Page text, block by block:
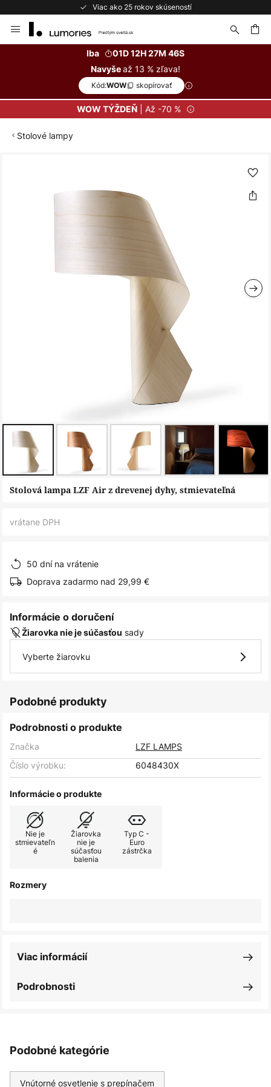
Viac ako 25 rokov skúseností
to
Iba
01D 12H 27M 46S
Navyšeaž 13 % zľava!
Kód:WOW skopírovať
WOW TÝŽDEŇ| Až -70 %
Stolové lampy
Preskočiť
Stolová lampa LZF Air z drevenej dyhy, stmievateľná
vrátane DPH
50 dní na vrátenie
Doprava zadarmo nad 29,99 €
Informácie o doručení
Žiarovka nie je súčasťou sady
Vyberte žiarovku
Podobné produkty
Podrobnosti o produkte
Značka
LZF LAMPS
Číslo výrobku:
6048430X
Informácie o produkte
Nie je
stmievateľn
é
Žiarovka
nie je
súčasťou
balenia
Typ C -
Euro
zástrčka
Rozmery
Podrobnosti
Viac informácií
Podobné kategórie
Vnútorné osvetlenie s prepínačem